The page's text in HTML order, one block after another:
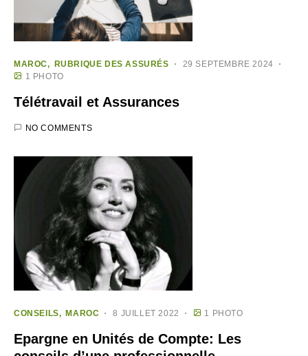
MAROC RUBRIQUE DES ASSURÉS
29 SEPTEMBRE 2024
1 PHOTO
Télétravail et Assurances
NO COMMENTS
CONSEILS MAROC 8 JUILLET 2022 1 PHOTO
Epargne en Unités de Compte: Les